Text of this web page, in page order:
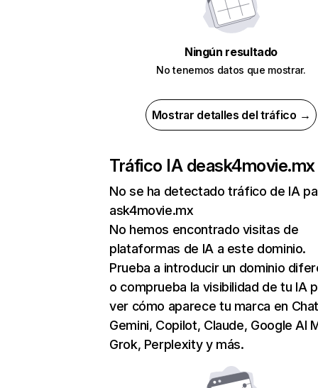
Ningún resultado
No tenemos datos que mostrar.
Mostrar detalles del tráfico →
Tráfico IA deask4movie.mx
No se ha detectado tráfico de IA
ask4movie.mx
No hemos encontrado visitas de
plataformas de IA a este dominio.
Prueba a introducir un dominio
o comprueba la visibilidad de tu IA
ver cómo aparece tu marca en
Gemini, Copilot, Claude, Google AI
Grok, Perplexity y más.